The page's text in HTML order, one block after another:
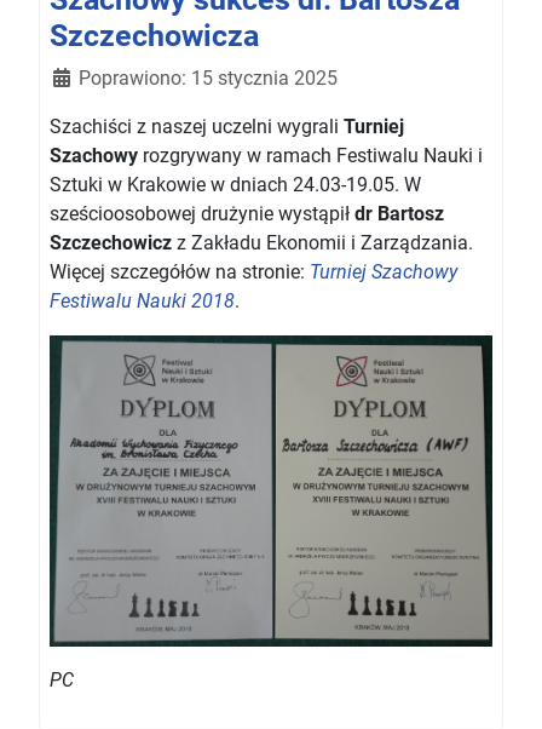
Szczechowicza
Szczegóły
Poprawiono: 15 stycznia 2025
Szachiści z naszej uczelni wygrali Turniej
Szachowy rozgrywany w ramach Festiwalu Nauki i
Sztuki w Krakowie w dniach 24.03-19.05. W
sześcioosobowej drużynie wystąpił dr Bartosz
Szczechowicz z Zakładu Ekonomii i Zarządzania.
Więcej szczegółów na stronie: Turniej Szachowy
Festiwalu Nauki 2018.
PC